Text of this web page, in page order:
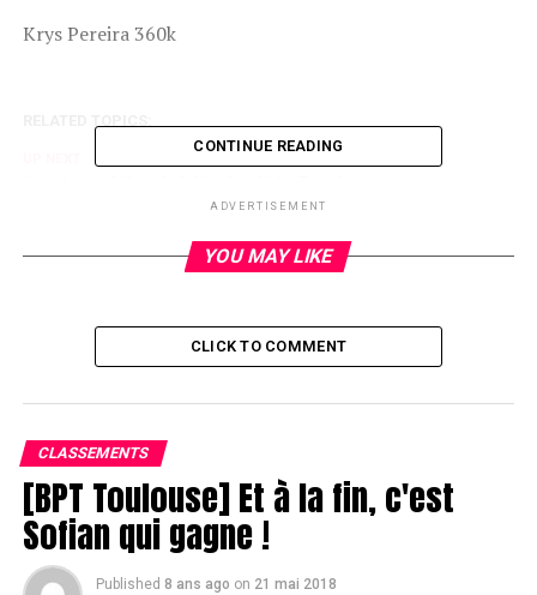
Krys Pereira 360k
Albertini en chute libre
CONTINUE READING
ADVERTISEMENT
YOU MAY LIKE
CLICK TO COMMENT
CLASSEMENTS
[BPT Toulouse] Et à la fin, c'est
Sofian qui gagne !
Published 8 ans ago on 21 mai 2018